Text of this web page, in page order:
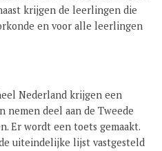
krijgen de leerlingen die
en voor alle leerlingen
Nederland krijgen een
nemen deel aan de Tweede
Er wordt een toets gemaakt.
uiteindelijke lijst vastgesteld